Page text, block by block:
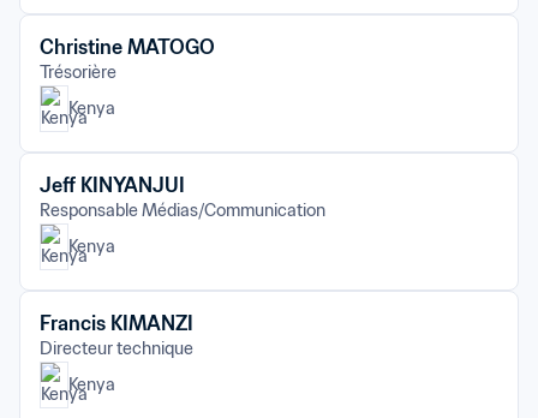
Christine MATOGO
Trésorière
Kenya
Jeff KINYANJUI
Responsable Médias/Communication
Kenya
Francis KIMANZI
Directeur technique
Kenya